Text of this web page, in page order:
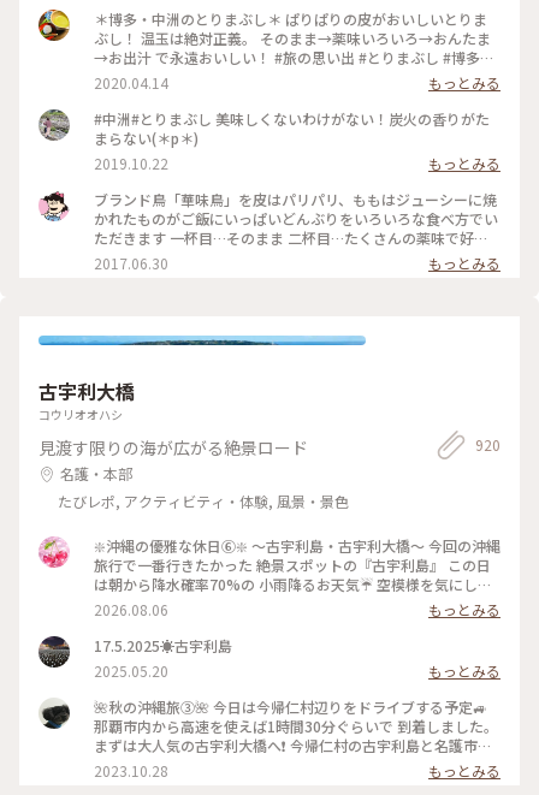
＊博多・中洲のとりまぶし＊ ぱりぱりの皮がおいしいとりま
ぶし！ 温玉は絶対正義。 そのまま→薬味いろいろ→おんたま
→お出汁 で永遠おいしい！ #旅の思い出 #とりまぶし #博多グ
ルメ
2020.04.14
もっとみる
#中洲#とりまぶし 美味しくないわけがない！炭火の香りがた
まらない(＊p＊)
2019.10.22
もっとみる
ブランド鳥「華味鳥」を皮はパリパリ、ももはジューシーに焼
かれたものがご飯にいっぱいどんぶりをいろいろな食べ方でい
ただきます 一杯目…そのまま 二杯目…たくさんの薬味で好み
のお味で 三杯目…特製醤油たれの温泉卵で 四杯目…水炊きス
ープをかけて どの食べ方のめちゃくちゃ美味しくて感動(*
2017.06.30 もっとみる
古宇利大橋
コウリオオハシ
見渡す限りの海が広がる絶景ロード
名護・本部
たびレポ, アクティビティ・体験, 風景・景色
920
❇️沖縄の優雅な休日⑥❇️ 〜古宇利島・古宇利大橋〜 今回の沖縄
旅行で一番行きたかった 絶景スポットの『古宇利島』 この日
は朝から降水確率70%の 小雨降るお天気☔ 空模様を気にしな
がら向かってると 『古宇利大橋』を渡る頃には ピーカンにな
りました☀️ 綺麗なエメラルドグリーンの海を 見ることができ
て最高です✨ やっぱり私って晴れ女だわ(笑) #ひみつの絶景 #
沖縄めぐり #古宇利島 #古宇利大橋 #エメラルドグリーンの海
2026.08.06
もっとみる
17.5.2025☀️古宇利島
2025.05.20
もっとみる
🌺秋の沖縄旅➂🌺 今日は今帰仁村辺りをドライブする予定🚙
那覇市内から高速を使えば1時間30分ぐらいで 到着しました。
まずは大人気の古宇利大橋へ❗ 今帰仁村の古宇利島と名護市の
屋我地島を結ぶ全長1,960mの橋。2005年2月8日に開通。 橋
の両側には泣けてくるぐらいの美しい海✨ 橋の下に降りれるよ
2023.10.28 もっとみる